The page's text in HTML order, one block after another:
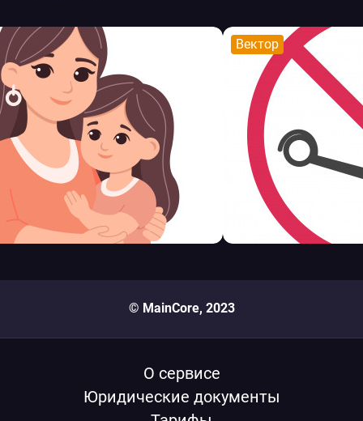
Вектор
© MainCore, 2023
О сервисе
Юридические документы